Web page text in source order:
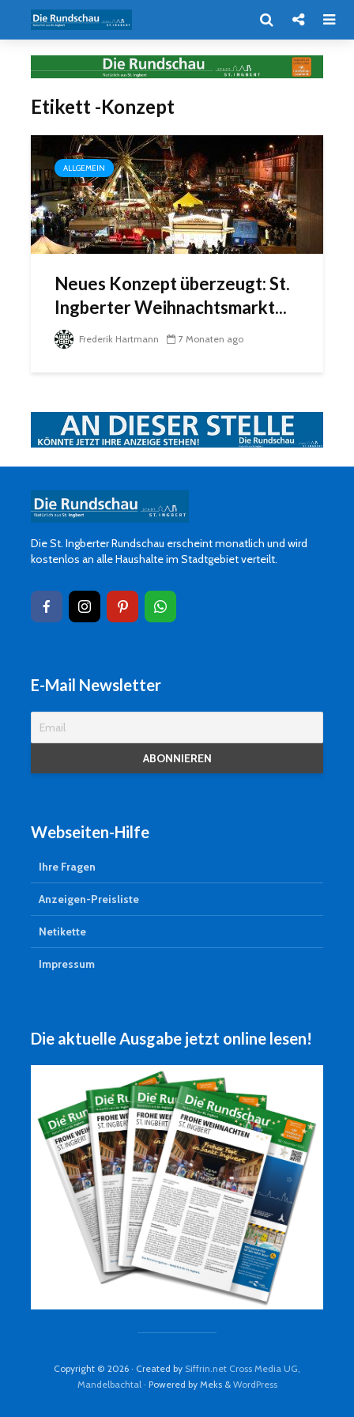
Etikett -Konzept
ALLGEMEIN
Neues Konzept überzeugt: St.
Ingberter Weihnachtsmarkt...
Frederik Hartmann 7 Monaten ago
Die St. Ingberter Rundschau erscheint monatlich und wird
kostenlos an alle Haushalte im Stadtgebiet verteilt.
E-Mail Newsletter
Webseiten-Hilfe
Ihre Fragen
Anzeigen-Preisliste
Netikette
Impressum
Die aktuelle Ausgabe jetzt online lesen!
Copyright © 2026 · Created by Siffrin.net Cross Media UG,
Mandelbachtal· Powered by Meks & WordPress